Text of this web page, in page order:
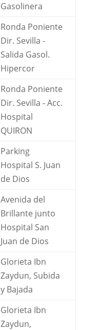
Gasolinera
Ronda Poniente
Dir. Sevilla -
Salida Gasol.
Hipercor
Ronda Poniente
Dir. Sevilla - Acc.
Hospital
QUIRON
Parking
Hospital S. Juan
de Dios
Avenida del
Brillante junto
Hospital San
Juan de Dios
Glorieta Ibn
Zaydun, Subida
y Bajada
Glorieta Ibn
Zaydun,